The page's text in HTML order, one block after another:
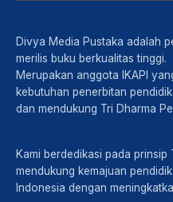
Divya Media Pustaka adalah
merilis buku berkualitas tinggi.
Merupakan anggota IKAPI
kebutuhan penerbitan
dan mendukung Tri Dharma
Kami berdedikasi pada
mendukung kemajuan
Indonesia dengan